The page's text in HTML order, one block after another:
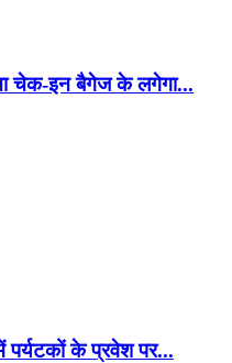
चेक-इन बैगेज के लगेगा...
पर्यटकों के प्रवेश पर...